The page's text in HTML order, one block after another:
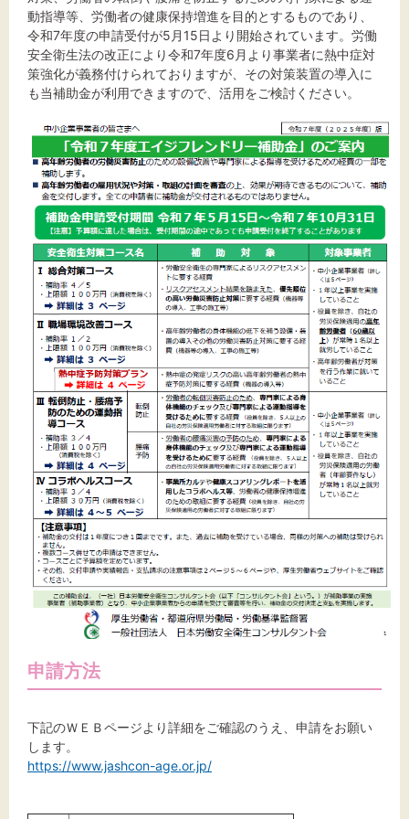
背景色
黒 白 黄
動指導等、労働者の健康保持増進を目的とするものであり、
令和7年度の申請受付が5月15日より開始されています。労働
安全衛生法の改正により令和7年度6月より事業者に熱中症対
策強化が義務付けられておりますが、その対策装置の導入に
も当補助金が利用できますので、活用をご検討ください。
申請方法
下記のＷＥＢページより詳細をご確認のうえ、申請をお願い
します。
https://www.jashcon-age.or.jp/